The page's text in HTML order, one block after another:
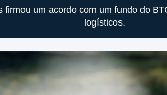
firmou um acordo com um fundo do
logísticos.